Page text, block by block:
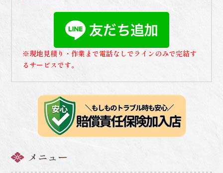
※現地見積り・作業まで電話なしでラインのみで完結す
るサービスです。
メニュー